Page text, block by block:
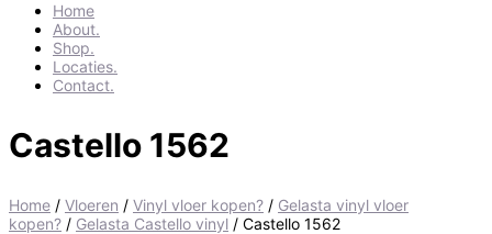
Home
About.
Shop.
Locaties.
Contact.
Castello 1562
Home / Vloeren / Vinyl vloer kopen? / Gelasta vinyl vloer
kopen? / Gelasta Castello vinyl / Castello 1562